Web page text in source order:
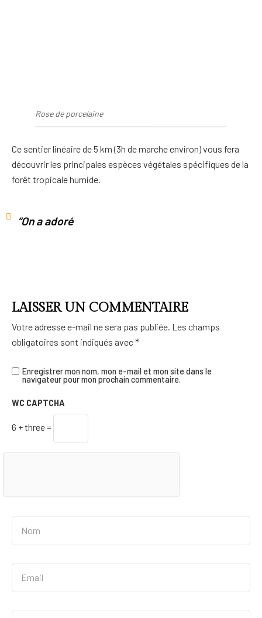
Rose de porcelaine
Ce sentier linéaire de 5 km (3h de marche environ) vous fera
découvrir les principales espèces végétales spécifiques de la
forêt tropicale humide.
“On a adoré
LAISSER UN COMMENTAIRE
Votre adresse e-mail ne sera pas publiée. Les champs
obligatoires sont indiqués avec*
Enregistrer mon nom, mon e-mail et mon site dans le
navigateur pour mon prochain commentaire.
WC CAPTCHA
6 + three =